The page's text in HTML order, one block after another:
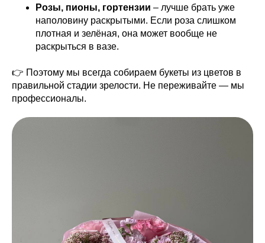
Розы, пионы, гортензии – лучше брать уже
наполовину раскрытыми. Если роза слишком
плотная и зелёная, она может вообще не
раскрыться в вазе.
👉 Поэтому мы всегда собираем букеты из цветов в
правильной стадии зрелости. Не переживайте — мы
профессионалы.